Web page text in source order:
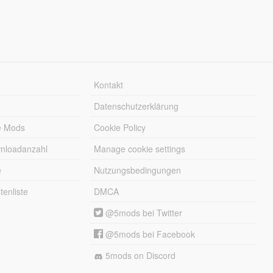
Mods
Kontakt
Datenschutzerklärung
Cookie Policy
Manage cookie settings
Nutzungsbedingungen
DMCA
@5mods bei Twitter
@5mods bei Facebook
5mods on Discord